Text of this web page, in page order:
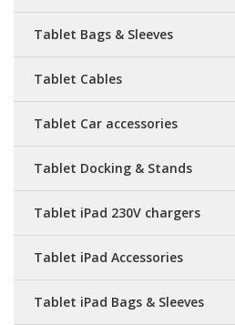
Tablet Bags & Sleeves
Tablet Cables
Tablet Car accessories
Tablet Docking & Stands
Tablet iPad 230V chargers
Tablet iPad Accessories
Tablet iPad Bags & Sleeves